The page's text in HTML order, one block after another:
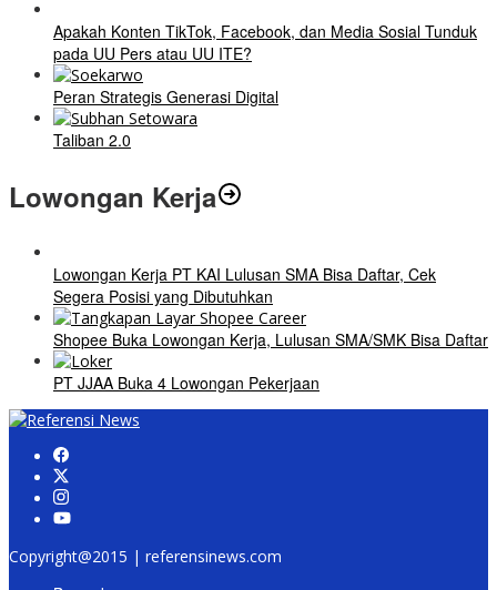
Apakah Konten TikTok, Facebook, dan Media Sosial Tunduk
pada UU Pers atau UU ITE?
Peran Strategis Generasi Digital
Taliban 2.0
Lowongan Kerja
Lowongan Kerja PT KAI Lulusan SMA Bisa Daftar, Cek
Segera Posisi yang Dibutuhkan
Shopee Buka Lowongan Kerja, Lulusan SMA/SMK Bisa Daftar
PT JJAA Buka 4 Lowongan Pekerjaan
Copyright@2015 | referensinews.com